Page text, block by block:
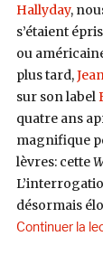
Hallyday,
s’étaient
ou
plus tard,
sur son label
quatre ans
magnifique
lèvres: cette
désormais
Continuer la